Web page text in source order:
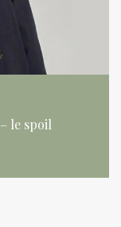
le spoil